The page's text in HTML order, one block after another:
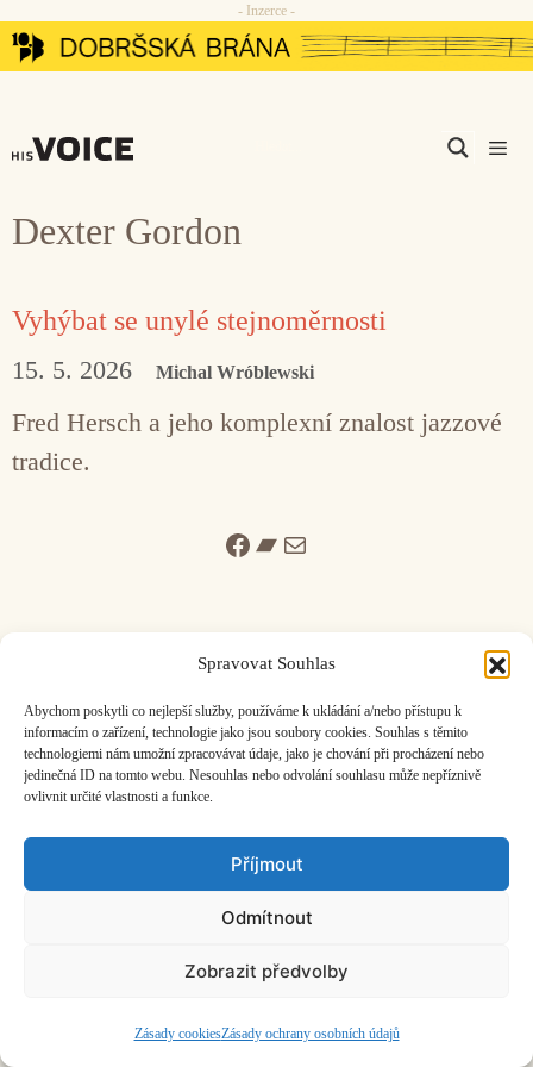
Spravovat Souhlas
Abychom poskytli co nejlepší služby, používáme k ukládání a/nebo přístupu k
informacím o zařízení, technologie jako jsou soubory cookies. Souhlas s těmito
technologiemi nám umožní zpracovávat údaje, jako je chování při procházení nebo
jedinečná ID na tomto webu. Nesouhlas nebo odvolání souhlasu může nepříznivě
ovlivnit určité vlastnosti a funkce.
Příjmout
Odmítnout
Zobrazit předvolby
Zásady cookiesZásady ochrany osobních údajů
Přeskočit
na
- Inzerce -
Dexter Gordon
Vyhýbat se unylé stejnoměrnosti
15. 5. 2026 Michal Wróblewski
Fred Hersch a jeho komplexní znalost jazzové
tradice.
Facebook
Bandcamp
Mail
ČASOPIS O JINÉ HUDBĚ | vydáváHudební informační středisko
založeno 2001 | Kontaktujte nás:info@hisvoice.cz
©2026 HISvoice – design a adminAtelier Dokument